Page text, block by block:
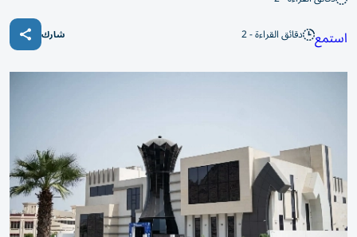
استمع دقائق القراءة - 2 شارك